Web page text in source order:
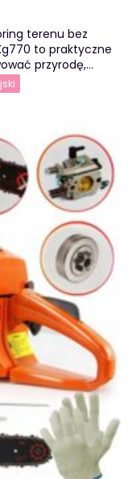
terenu bez
to praktyczne
przyrodę,…